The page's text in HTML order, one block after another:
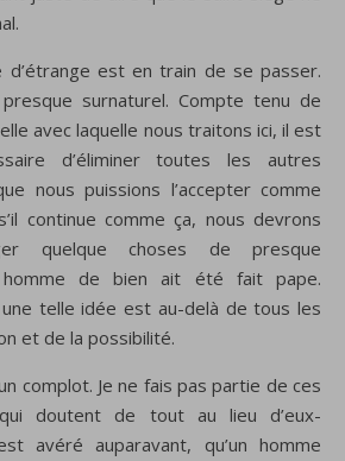
d’étrange est en train de se passer.
surnaturel. Compte tenu de
avec laquelle nous traitons ici, il est
d’éliminer toutes les autres
nous puissions l’accepter comme
continue comme ça, nous devrons
quelque choses de presque
homme de bien ait été fait pape.
telle idée est au-delà de tous les
et de la possibilité.
complot. Je ne fais pas partie de ces
qui doutent de tout au lieu d’eux-
avéré auparavant, qu’un homme